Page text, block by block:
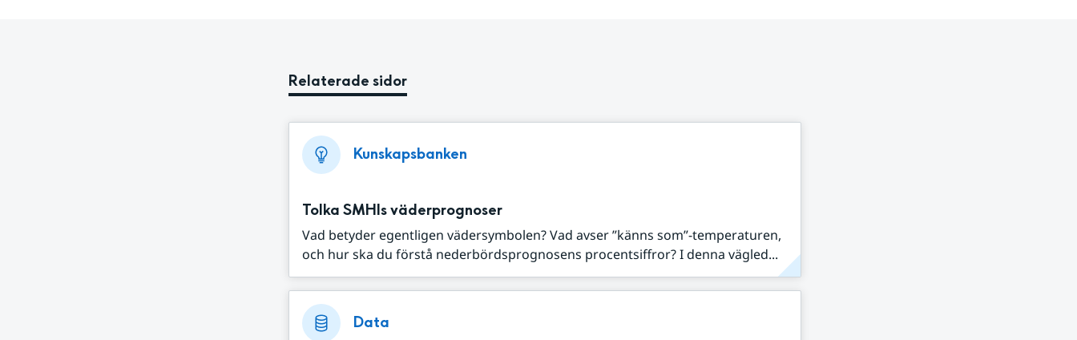
Relaterade sidor
Kunskapsbanken
Tolka SMHIs väderprognoser
Vad betyder egentligen vädersymbolen? Vad avser ”känns som”-temperaturen,
och hur ska du förstå nederbördsprognosens procentsiffror? I denna vägled...
Data